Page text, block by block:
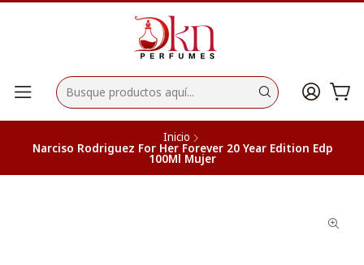
Inicio
Narciso Rodriguez For Her Forever 20 Year Edition Edp
100Ml Mujer